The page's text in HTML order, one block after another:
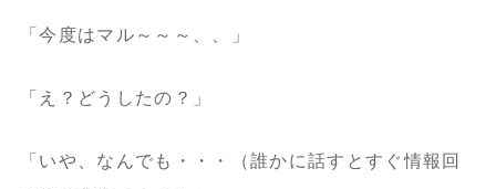
「今度はマル～～～、、」
「え？どうしたの？」
「いや、なんでも・・・（誰かに話すとすぐ情報回